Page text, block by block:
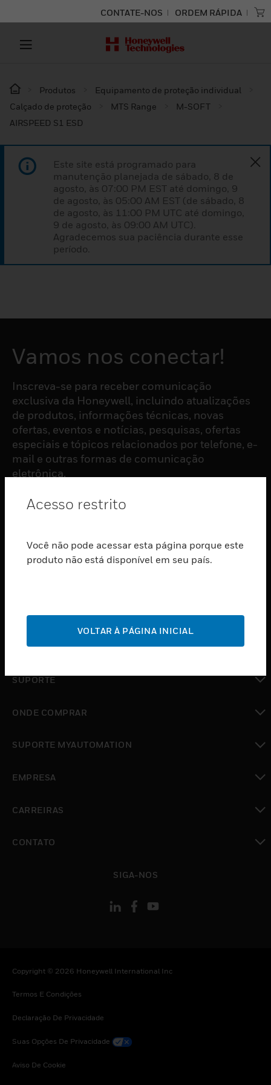
CONTATE-NOS ORDEM RÁPIDA
Produtos
Equipamento de proteção individual
Calçado de proteção
MTS Range
M-SOFT
AIRSPEED S1 ESD
Este site está programado para
manutenção planejada de sábado, 8 de
agosto, às 07:00 PM EST até domingo, 9
de agosto, às 05:00 AM EST (de sábado, 8
de agosto, às 11:00 PM UTC até domingo,
9 de agosto, às 09:00 AM UTC).
Agradecemos sua paciência durante esse
período.
Vamos nos conectar!
Inscreva-se para receber comunicação
exclusiva da Honeywell, incluindo atualizações
de produtos, informações técnicas, novas
ofertas, eventos e notícias, pesquisas, ofertas
especiais e tópicos relacionados por telefone, e-
mail e outras formas de comunicação
eletrônica.
ASSINAR
PRODUTOS
SERVIÇOS
INDUSTRIAS
SUPORTE
ONDE COMPRAR
SUPORTE MYAUTOMATION
EMPRESA
CARREIRAS
CONTATO
SIGA-NOS
Copyright © 2026 Honeywell International Inc
Termos E Condições
Declaração De Privacidade
Suas Opções De Privacidade
Aviso De Cookie
Acesso restrito
Você não pode acessar esta página porque este
produto não está disponível em seu país.
VOLTAR À PÁGINA INICIAL